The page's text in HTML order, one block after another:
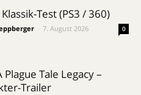
Test (PS3 / 360)
7. August 2026 0
Plague Tale Legacy –
Trailer